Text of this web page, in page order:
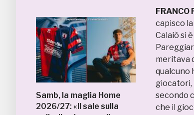
Samb, la maglia Home
2026/27: «Il sale sulla
FRANCO
capisco
Calaiò si
meritava
qualcuno
giocatori,
secondo
che il